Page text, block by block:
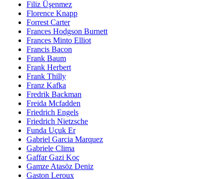
Filiz Üşenmez
Florence Knapp
Forrest Carter
Frances Hodgson Burnett
Frances Minto Elliot
Francis Bacon
Frank Baum
Frank Herbert
Frank Thilly
Franz Kafka
Fredrik Backman
Freida Mcfadden
Friedrich Engels
Friedrich Nietzsche
Funda Uçuk Er
Gabriel Garcia Marquez
Gabriele Clima
Gaffar Gazi Koç
Gamze Atasöz Deniz
Gaston Leroux